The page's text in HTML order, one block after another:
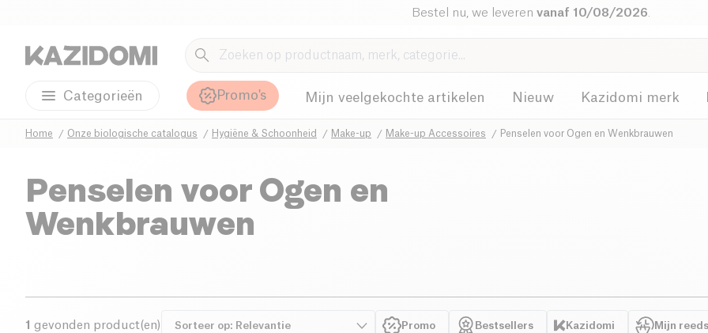
Bestel nu, we leveren vanaf 10/08/2026
Categorieën Promo's Mijn veelgekochte artikelen Nieuw Kazidomi merk
Home Onze biologische catalogus Hygiëne & Schoonheid Make-up Make-up Accessoires Penselen voor Ogen en Wenkbrauwen
Penselen voor Ogen en
Wenkbrauwen
1 gevonden product(en) Promo Bestsellers Kazidomi Mijn